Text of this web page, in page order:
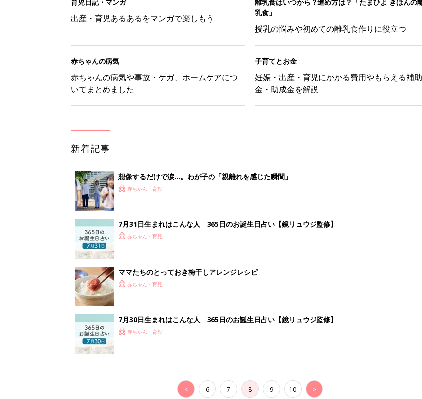
想像するだけで涙…。わが子の「親離れを感じた瞬間」
赤ちゃん・育児
7月31日生まれはこんな人 365日のお誕生日占い【鏡リュウジ監修】
赤ちゃん・育児
ママたちのとっておき梅干しアレンジレシピ
< 6 7 8 9 10 >